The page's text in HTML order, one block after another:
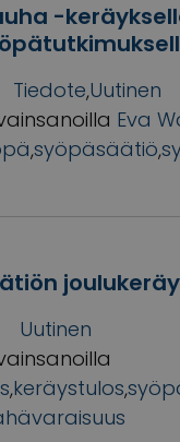
-
Tiedote,Uutinen
Eva
,syöpäsäätiö,
Uutinen
,keräystulos,